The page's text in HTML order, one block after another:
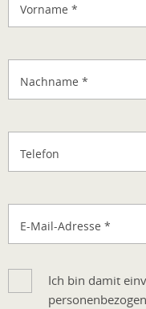
Vorname *
Nachname *
Telefon
E-Mail-Adresse *
Ich bin damit